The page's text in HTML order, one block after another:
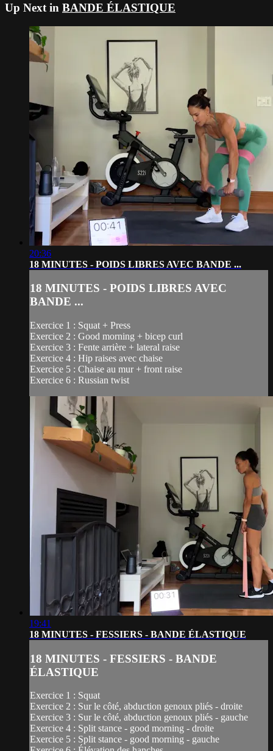
Up Next in BANDE ÉLASTIQUE
20:36
18 MINUTES - POIDS LIBRES AVEC BANDE ...
18 MINUTES - POIDS LIBRES AVEC
BANDE ...
Exercice 1 : Squat + Press
Exercice 2 : Good morning + bicep curl
Exercice 3 : Fente arrière + lateral raise
Exercice 4 : Hip raises avec chaise
Exercice 5 : Chaise au mur + front raise
Exercice 6 : Russian twist
19:41
18 MINUTES - FESSIERS - BANDE ÉLASTIQUE
18 MINUTES - FESSIERS - BANDE
ÉLASTIQUE
Exercice 1 : Squat
Exercice 2 : Sur le côté, abduction genoux pliés - droite
Exercice 3 : Sur le côté, abduction genoux pliés - gauche
Exercice 4 : Split stance - good morning - droite
Exercice 5 : Split stance - good morning - gauche